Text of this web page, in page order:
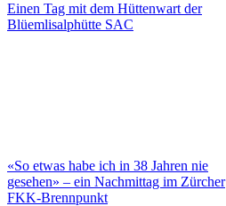
Einen Tag mit dem Hüttenwart der
Blüemlisalphütte SAC
«So etwas habe ich in 38 Jahren nie
gesehen» – ein Nachmittag im Zürcher
FKK-Brennpunkt